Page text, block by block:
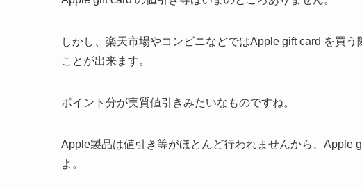
しかし、楽天市場やコンビニなどではApple gift card を買う
ことが出来ます。
ポイント分が実質値引きみたいなものですね。
Apple製品は値引き等がほとんど行われませんから、Apple
よ。